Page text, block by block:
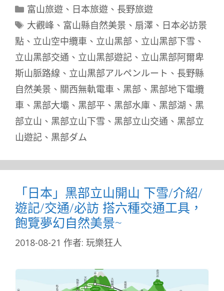
分
類
富山旅遊、 日本旅遊、 長野旅遊
標
籤
大觀峰 、 富山縣自然美景 、 扇澤、 日本必訪景
點 、 立山空中纜車 、 立山黑部 、 立山黑部下雪 、
立山黑部交通 、 立山黑部遊記 、 立山黑部阿爾卑
斯山脈路線 、 立山黒部アルペンルート 、 長野縣
自然美景 、 關西無軌電車 、 黑部 、 黑部地下電纜
車 、 黑部大壩 、 黑部平 、 黑部水庫 、 黑部湖 、 黑
部立山 、 黑部立山下雪 、 黑部立山交通 、 黑部立
山遊記 、 黒部ダム
「日本」黑部立山開山 下雪/介紹/
遊記/交通/必訪 搭六種交通工具，
飽覽夢幻自然美景~
2018-08-21 作者: 玩樂狂人